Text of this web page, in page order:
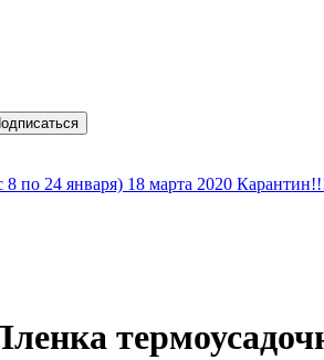
8 по 24 января) 18 марта 2020